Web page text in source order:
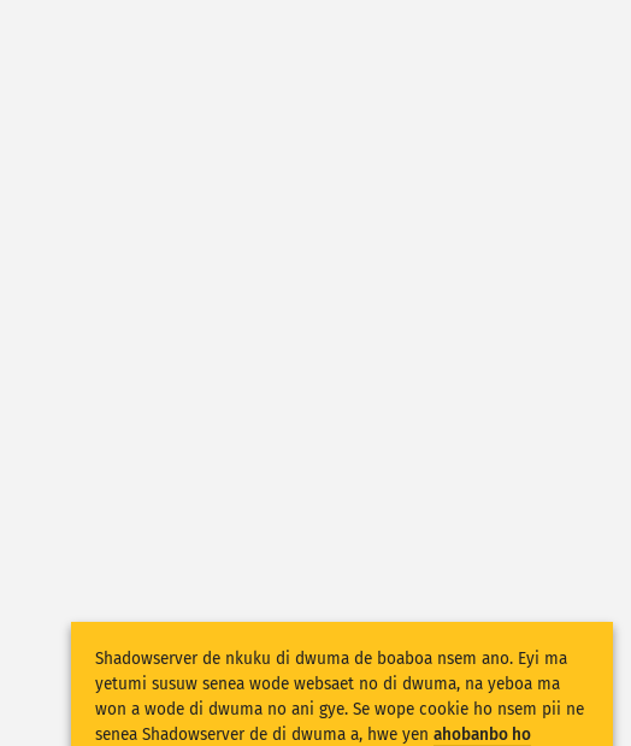
Shadowserver de nkuku di dwuma de boaboa nsem ano. Eyi ma
yetumi susuw senea wode websaet no di dwuma, na yeboa ma
won a wode di dwuma no ani gye. Se wope cookie ho nsem pii ne
senea Shadowserver de di dwuma a, hwe yen ahobanbo ho